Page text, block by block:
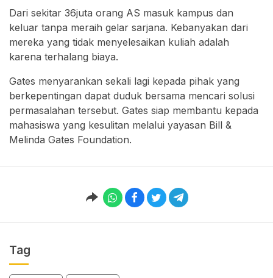
Dari sekitar 36juta orang AS masuk kampus dan
keluar tanpa meraih gelar sarjana. Kebanyakan dari
mereka yang tidak menyelesaikan kuliah adalah
karena terhalang biaya.
Gates menyarankan sekali lagi kepada pihak yang
berkepentingan dapat duduk bersama mencari solusi
permasalahan tersebut. Gates siap membantu kepada
mahasiswa yang kesulitan melalui yayasan Bill &
Melinda Gates Foundation.
Tag